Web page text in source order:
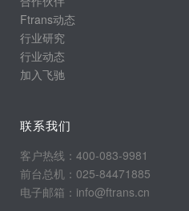
Ftrans动态
行业研究
行业动态
加入飞驰
联系我们
客户热线：400-083-9981
前台总机：025-84471885
电子邮箱：info@ftrans.cn